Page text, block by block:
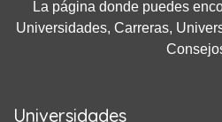
La página donde puedes
Universidades, Carreras,
Universidades